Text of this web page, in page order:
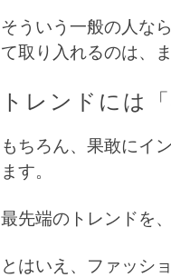
そういう一般の人な
て取り入れるのは、
トレンドには
もちろん、果敢にイ
ます。
最先端のトレンドを
とはいえ、ファッシ